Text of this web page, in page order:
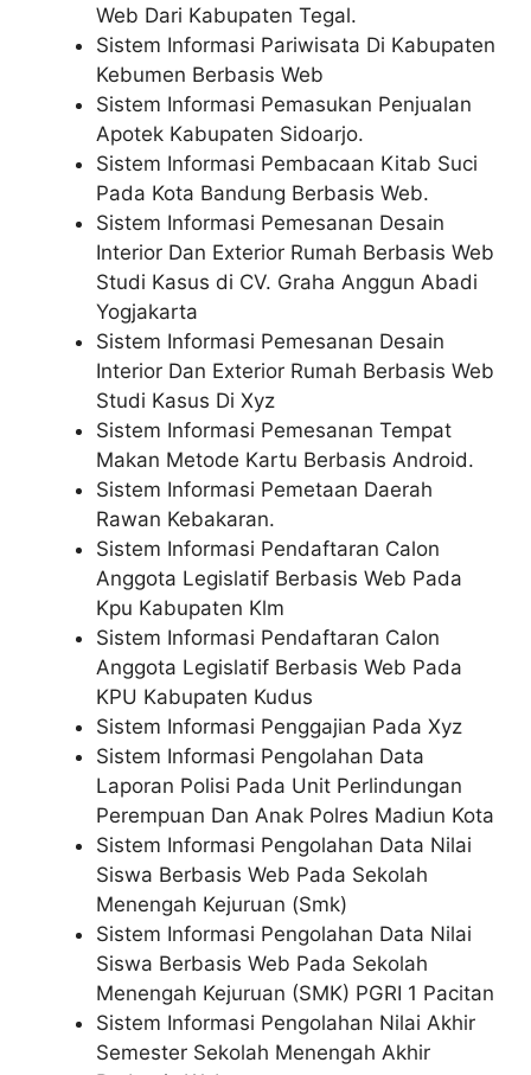
Web Dari Kabupaten Tegal.
Sistem Informasi Pariwisata Di Kabupaten
Kebumen Berbasis Web
Sistem Informasi Pemasukan Penjualan
Apotek Kabupaten Sidoarjo.
Sistem Informasi Pembacaan Kitab Suci
Pada Kota Bandung Berbasis Web.
Sistem Informasi Pemesanan Desain
Interior Dan Exterior Rumah Berbasis Web
Studi Kasus di CV. Graha Anggun Abadi
Yogjakarta
Sistem Informasi Pemesanan Desain
Interior Dan Exterior Rumah Berbasis Web
Studi Kasus Di Xyz
Sistem Informasi Pemesanan Tempat
Makan Metode Kartu Berbasis Android.
Sistem Informasi Pemetaan Daerah
Rawan Kebakaran.
Sistem Informasi Pendaftaran Calon
Anggota Legislatif Berbasis Web Pada
Kpu Kabupaten Klm
Sistem Informasi Pendaftaran Calon
Anggota Legislatif Berbasis Web Pada
KPU Kabupaten Kudus
Sistem Informasi Penggajian Pada Xyz
Sistem Informasi Pengolahan Data
Laporan Polisi Pada Unit Perlindungan
Perempuan Dan Anak Polres Madiun Kota
Sistem Informasi Pengolahan Data Nilai
Siswa Berbasis Web Pada Sekolah
Menengah Kejuruan (Smk)
Sistem Informasi Pengolahan Data Nilai
Siswa Berbasis Web Pada Sekolah
Menengah Kejuruan (SMK) PGRI 1 Pacitan
Sistem Informasi Pengolahan Nilai Akhir
Semester Sekolah Menengah Akhir